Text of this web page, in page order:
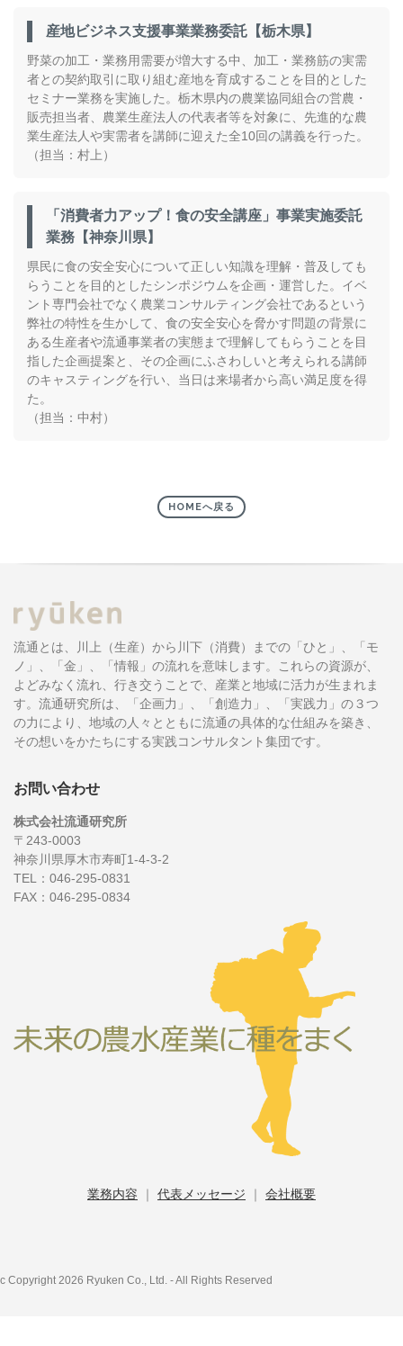
産地ビジネス支援事業業務委託【栃木県】
野菜の加工・業務用需要が増大する中、加工・業務筋の実需
者との契約取引に取り組む産地を育成することを目的とした
セミナー業務を実施した。栃木県内の農業協同組合の営農・
販売担当者、農業生産法人の代表者等を対象に、先進的な農
業生産法人や実需者を講師に迎えた全10回の講義を行った。
（担当：村上）
「消費者力アップ！食の安全講座」事業実施委託
業務【神奈川県】
県民に食の安全安心について正しい知識を理解・普及しても
らうことを目的としたシンポジウムを企画・運営した。イベ
ント専門会社でなく農業コンサルティング会社であるという
弊社の特性を生かして、食の安全安心を脅かす問題の背景に
ある生産者や流通事業者の実態まで理解してもらうことを目
指した企画提案と、その企画にふさわしいと考えられる講師
のキャスティングを行い、当日は来場者から高い満足度を得
た。
（担当：中村）
HOMEへ戻る
流通とは、川上（生産）から川下（消費）までの「ひと」、「モ
ノ」、「金」、「情報」の流れを意味します。これらの資源が、
よどみなく流れ、行き交うことで、産業と地域に活力が生まれま
す。流通研究所は、「企画力」、「創造力」、「実践力」の３つ
の力により、地域の人々とともに流通の具体的な仕組みを築き、
その想いをかたちにする実践コンサルタント集団です。
お問い合わせ
株式会社流通研究所
〒243-0003
神奈川県厚木市寿町1-4-3-2
TEL：046-295-0831
FAX：046-295-0834
業務内容 ｜ 代表メッセージ ｜ 会社概要
c Copyright 2026 Ryuken Co., Ltd. - All Rights Reserved